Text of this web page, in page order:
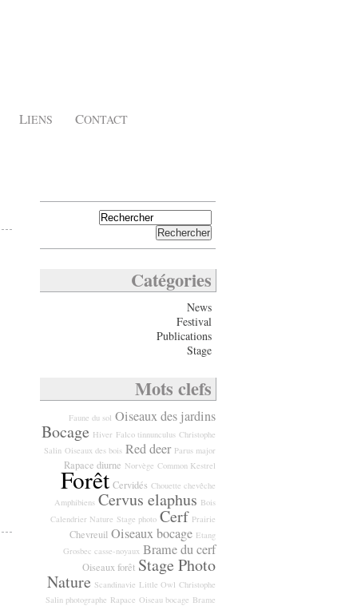
LIENS CONTACT
Catégories
News
Festival
Publications
Stage
Mots clefs
Faune du sol Oiseaux des jardins
Bocage Hiver Falco tinnunculus Christophe
Salin Oiseaux des bois Red deer Parus major
Rapace diurne Norvège Common Kestrel
Forêt Cervidés Chouette chevêche
Amphibiens Cervus elaphus Bois
Calendrier Nature Stage photo Cerf Prairie
Chevreuil Oiseaux bocage Etang
Grosbec casse-noyaux Brame du cerf
Oiseaux forêt Stage Photo
Nature Scandinavie Little Owl Christophe
Salin photographe Rapace Oiseau bocage Brame